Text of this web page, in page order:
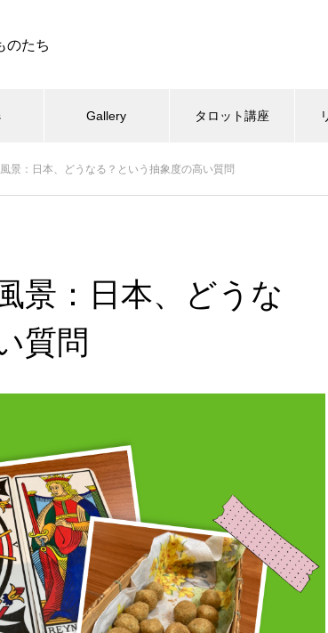
のたち
Gallery タロット講座
景：日本、どうなる？という抽象度の高い質問
景：日本、どうな
質問